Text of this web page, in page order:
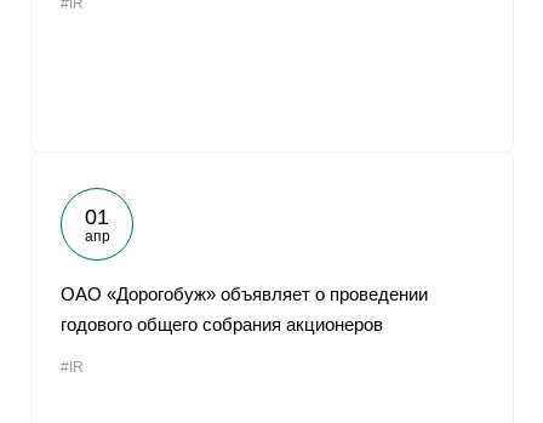
#IR
01
апр
ОАО «Дорогобуж» объявляет о проведении
годового общего собрания акционеров
#IR